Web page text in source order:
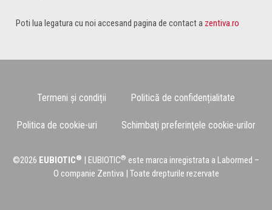
Poti lua legatura cu noi accesand pagina de contact a zentiva.ro
Termeni și condiții Politică de confidențialitate
Politica de cookie-uri Schimbaţi preferinţele cookie-urilor
©2026 EUBIOTIC® | EUBIOTIC® este marca inregistrata a Labormed –
O companie Zentiva | Toate drepturile rezervate